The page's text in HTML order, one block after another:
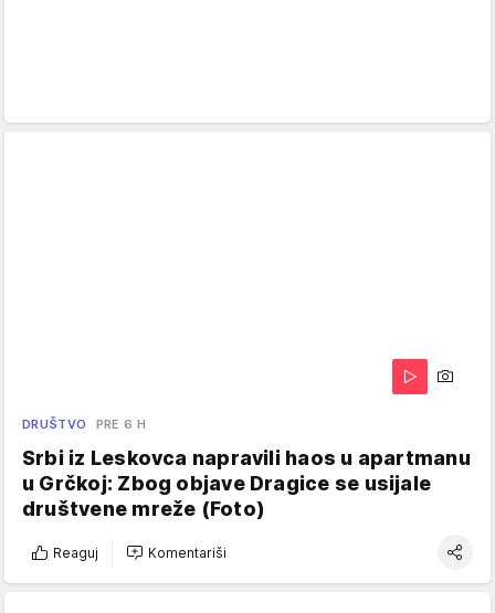
DRUŠTVO PRE 6 H
Srbi iz Leskovca napravili haos u apartmanu
u Grčkoj: Zbog objave Dragice se usijale
društvene mreže (Foto)
Reaguj Komentariši